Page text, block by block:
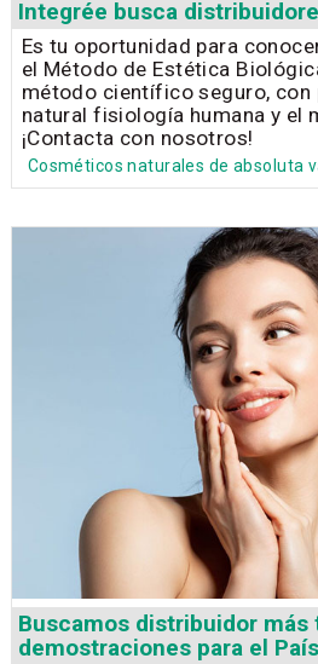
Integrée busca
Es tu oportunidad para
el Método de Estética
método científico seguro, con
natural fisiología humana y el
¡Contacta con nosotros!
Cosméticos naturales de absoluta
Buscamos distribuidor más
demostraciones para el